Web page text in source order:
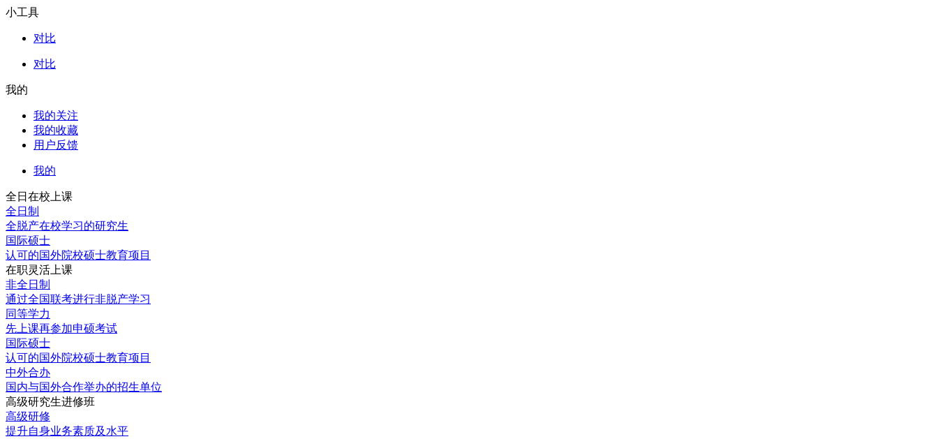
小工具
对比
对比
我的
我的关注
我的收藏
用户反馈
我的
全日在校上课
全日制
全脱产在校学习的研究生
国际硕士
认可的国外院校硕士教育项目
在职灵活上课
非全日制
通过全国联考进行非脱产学习
同等学力
先上课再参加申硕考试
国际硕士
认可的国外院校硕士教育项目
中外合办
国内与国外合作举办的招生单位
高级研究生进修班
高级研修
提升自身业务素质及水平